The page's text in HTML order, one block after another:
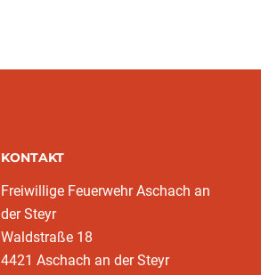
KONTAKT
Freiwillige Feuerwehr Aschach an
der Steyr
Waldstraße 18
4421 Aschach an der Steyr